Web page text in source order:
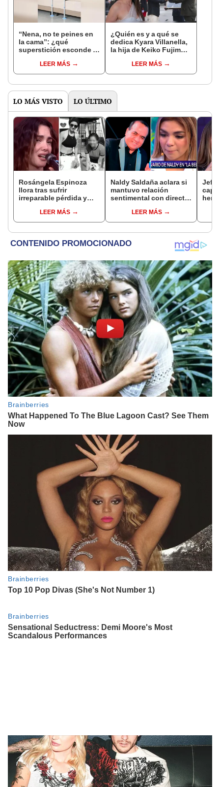
“Nena, no te peines en
la cama”: ¿qué
superstición esconde la
Enanitos Verdes?
LEER MÁS
¿Quién es y a qué se
dedica Kyara Villanella,
la hija de Keiko Fujimori
nivel nacional?
LEER MÁS
LO MÁS VISTO LO ÚLTIMO
Rosángela Espinoza
llora tras sufrir
irreparable pérdida y
mensaje: "Descansa en
paz, mi bebé"
LEER MÁS
Naldy Saldaña aclara si
mantuvo relación
sentimental con director
denunciarlo por
tocamientos: “Me
LEER MÁS